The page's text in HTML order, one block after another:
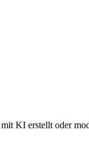
KI erstellt oder